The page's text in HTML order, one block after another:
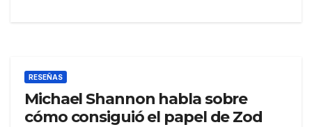
RESEÑAS
Michael Shannon habla sobre
cómo consiguió el papel de Zod